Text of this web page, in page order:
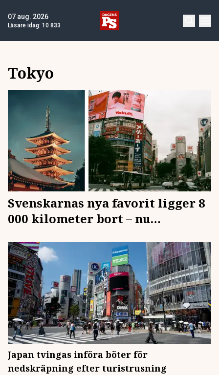
07 aug. 2026
Läsare idag: 10 833
Tokyo
Svenskarnas nya favorit ligger 8
000 kilometer bort – nu
Japan tvingas införa böter för
nedskräpning efter turistrusning